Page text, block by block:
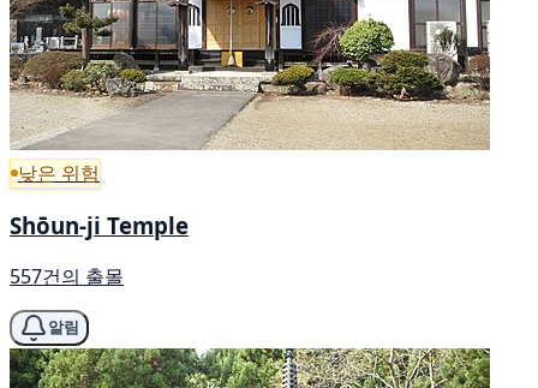
낮은 위험
Shōun-ji Temple
557건의 출몰
알림